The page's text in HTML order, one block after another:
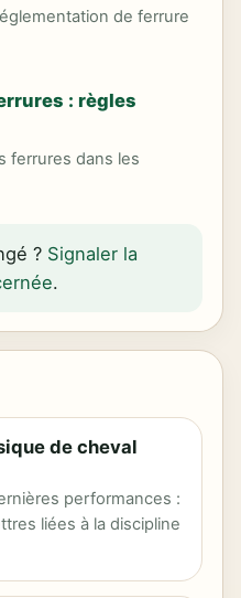
de ferrure
: règles
ferrures dans les
? Signaler la
.
de cheval
performances :
liées à la discipline